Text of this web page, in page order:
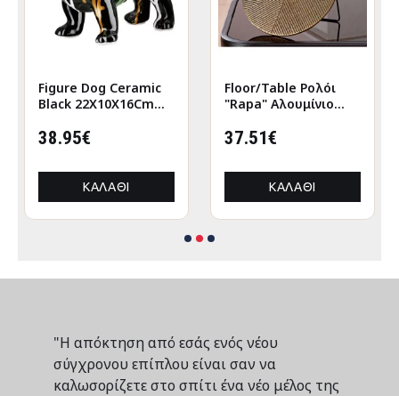
Figure Dog Ceramic
Black 22X10X16Cm
38.95€
ΚΑΛΆΘΙ
Floor/Table Ρολόι
"Rapa" Αλουμίνιο
155 cm D. 205 cm
37.51€
ΚΑΛΆΘΙ
"Η απόκτηση από εσάς ενός νέου
σύγχρονου επίπλου είναι σαν να
καλωσορίζετε στο σπίτι ένα νέο μέλος της